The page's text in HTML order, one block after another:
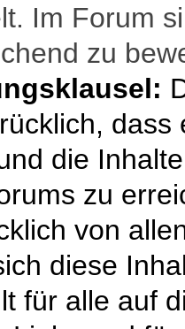
Im Forum
zu
die
zu
von
diese
für alle auf